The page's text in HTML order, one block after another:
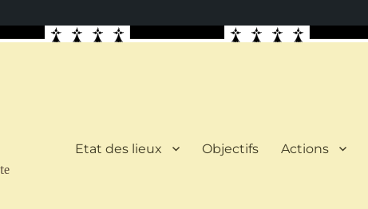
Etat des lieux Objectifs Actions